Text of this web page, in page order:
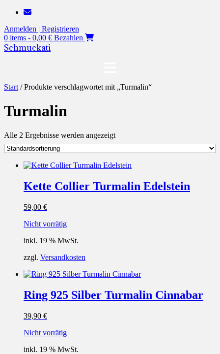
Zum
springen
Anmelden | Registrieren
0 items - 0,00 € Bezahlen
Schmuckati
Start / Produkte verschlagwortet mit „Turmalin“
Turmalin
Alle 2 Ergebnisse werden angezeigt
Kette Collier Turmalin Edelstein
59,00 €
Nicht vorrätig
inkl. 19 % MwSt.
zzgl. Versandkosten
Ring 925 Silber Turmalin Cinnabar
39,90 €
Nicht vorrätig
inkl. 19 % MwSt.